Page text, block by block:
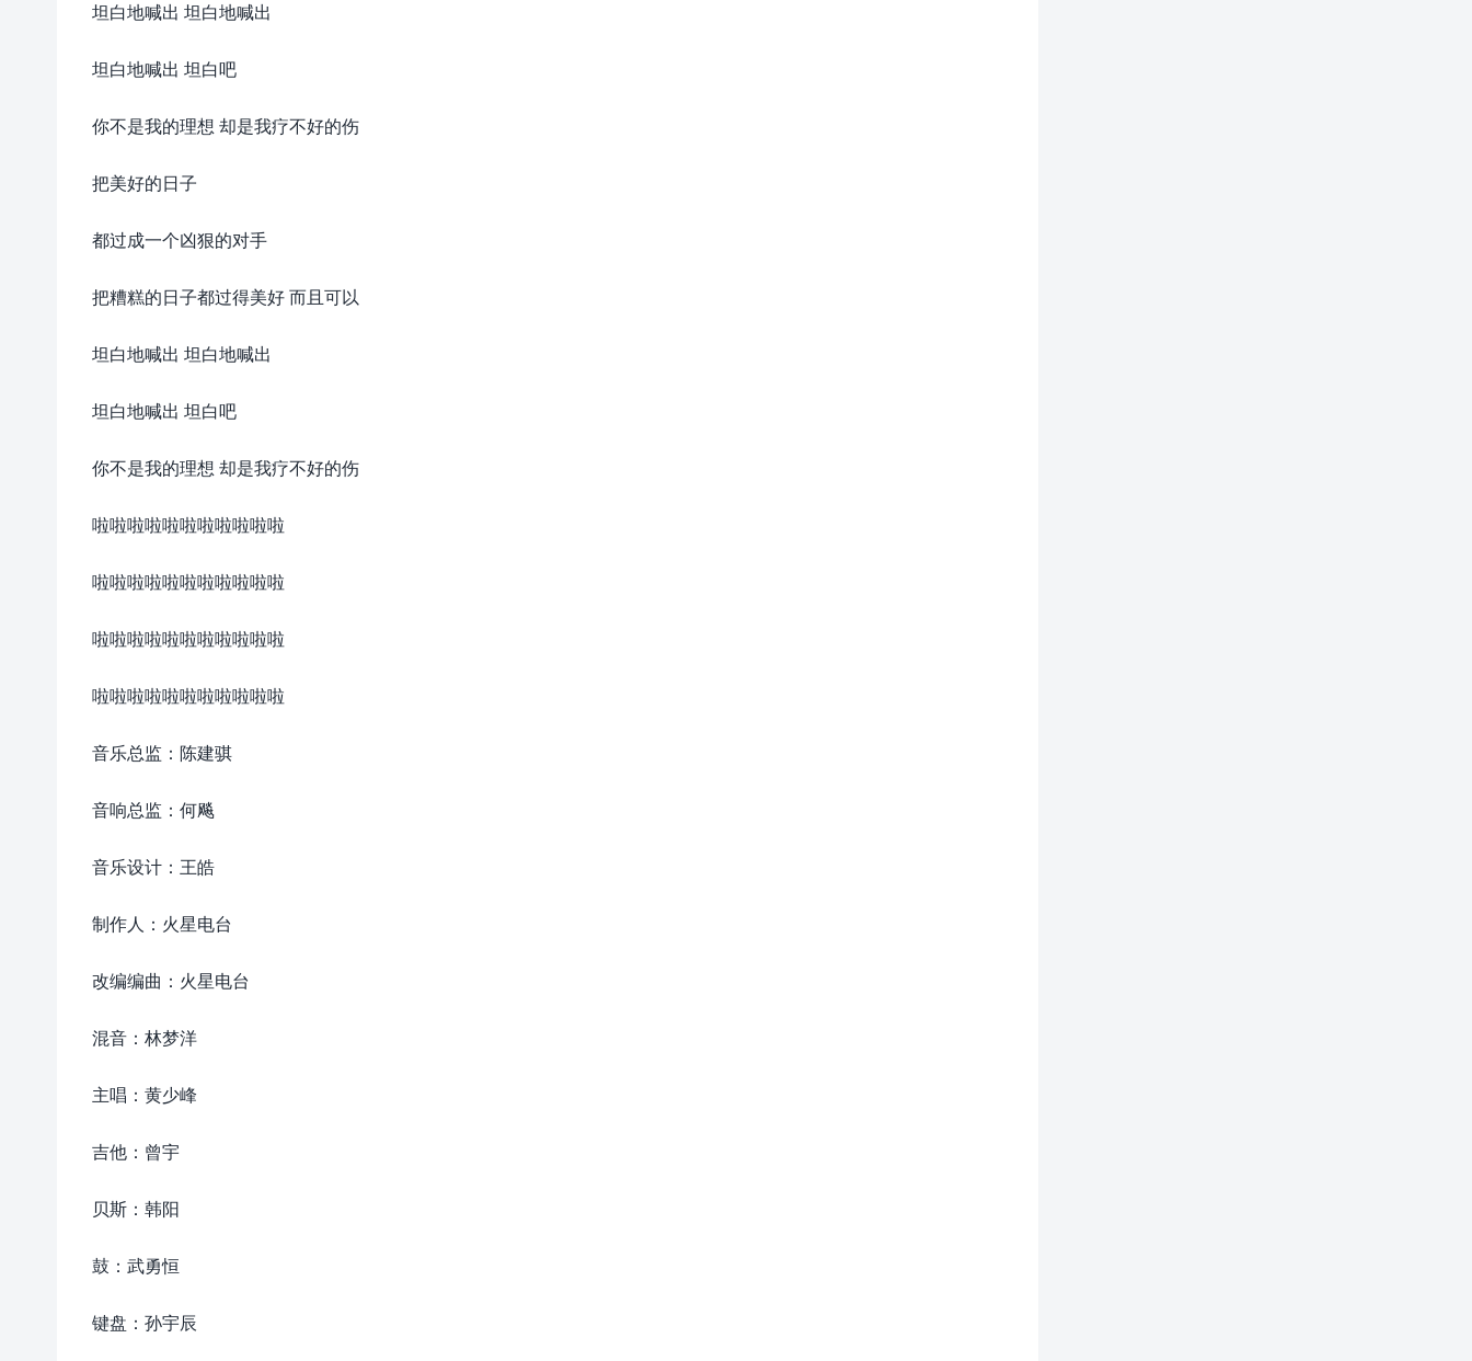
坦白地喊出 坦白地喊出
坦白地喊出 坦白吧
你不是我的理想 却是我疗不好的伤
把美好的日子
都过成一个凶狠的对手
把糟糕的日子都过得美好 而且可以
坦白地喊出 坦白地喊出
坦白地喊出 坦白吧
你不是我的理想 却是我疗不好的伤
啦啦啦啦啦啦啦啦啦啦啦
啦啦啦啦啦啦啦啦啦啦啦
啦啦啦啦啦啦啦啦啦啦啦
啦啦啦啦啦啦啦啦啦啦啦
音乐总监：陈建骐
音响总监：何飚
音乐设计：王皓
制作人：火星电台
改编编曲：火星电台
混音：林梦洋
主唱：黄少峰
吉他：曾宇
贝斯：韩阳
鼓：武勇恒
键盘：孙宇辰